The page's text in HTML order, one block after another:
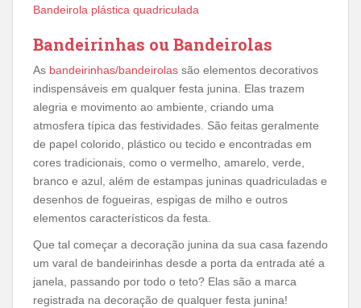
Bandeirola plástica quadriculada
Bandeirinhas ou Bandeirolas
As bandeirinhas/bandeirolas são elementos decorativos
indispensáveis em qualquer festa junina. Elas trazem
alegria e movimento ao ambiente, criando uma
atmosfera típica das festividades. São feitas geralmente
de papel colorido, plástico ou tecido e encontradas em
cores tradicionais, como o vermelho, amarelo, verde,
branco e azul, além de estampas juninas quadriculadas e
desenhos de fogueiras, espigas de milho e outros
elementos característicos da festa.
Que tal começar a decoração junina da sua casa fazendo
um varal de bandeirinhas desde a porta da entrada até a
janela, passando por todo o teto? Elas são a marca
registrada na decoração de qualquer festa junina!